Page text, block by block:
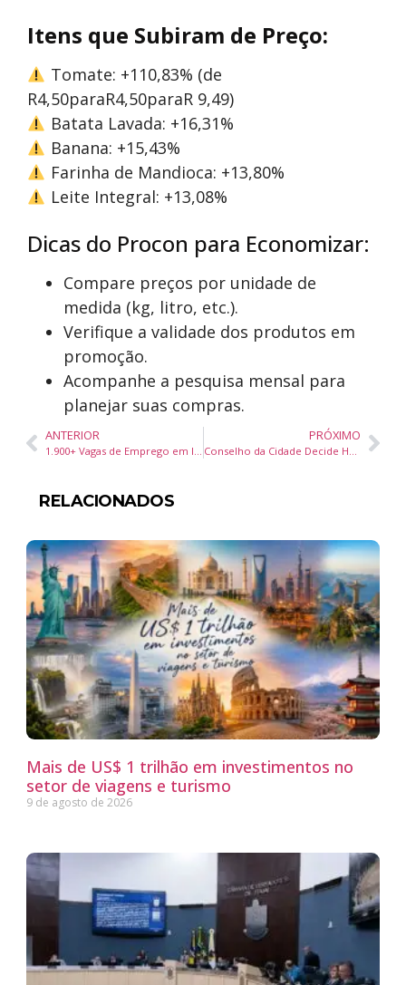
Itens que Subiram de Preço:
Tomate: +110,83% (de
R4,50paraR4,50paraR 9,49)
Batata Lavada: +16,31%
Banana: +15,43%
Farinha de Mandioca: +13,80%
Leite Integral: +13,08%
Dicas do Procon para Economizar:
Compare preços por unidade de
medida (kg, litro, etc.).
Verifique a validade dos produtos em
promoção.
Acompanhe a pesquisa mensal para
planejar suas compras.
ANTERIOR
1.900+ Vagas de Emprego em Itajaí! Confira Como se Candidatar no Balcão de Empregos
PRÓXIMO
Conselho da Cidade Decide Hoje Sobre Reforma da Escola de Trânsito e Outros Projetos em BC
RELACIONADOS
Mais de US$ 1 trilhão em investimentos no
setor de viagens e turismo
9 de agosto de 2026